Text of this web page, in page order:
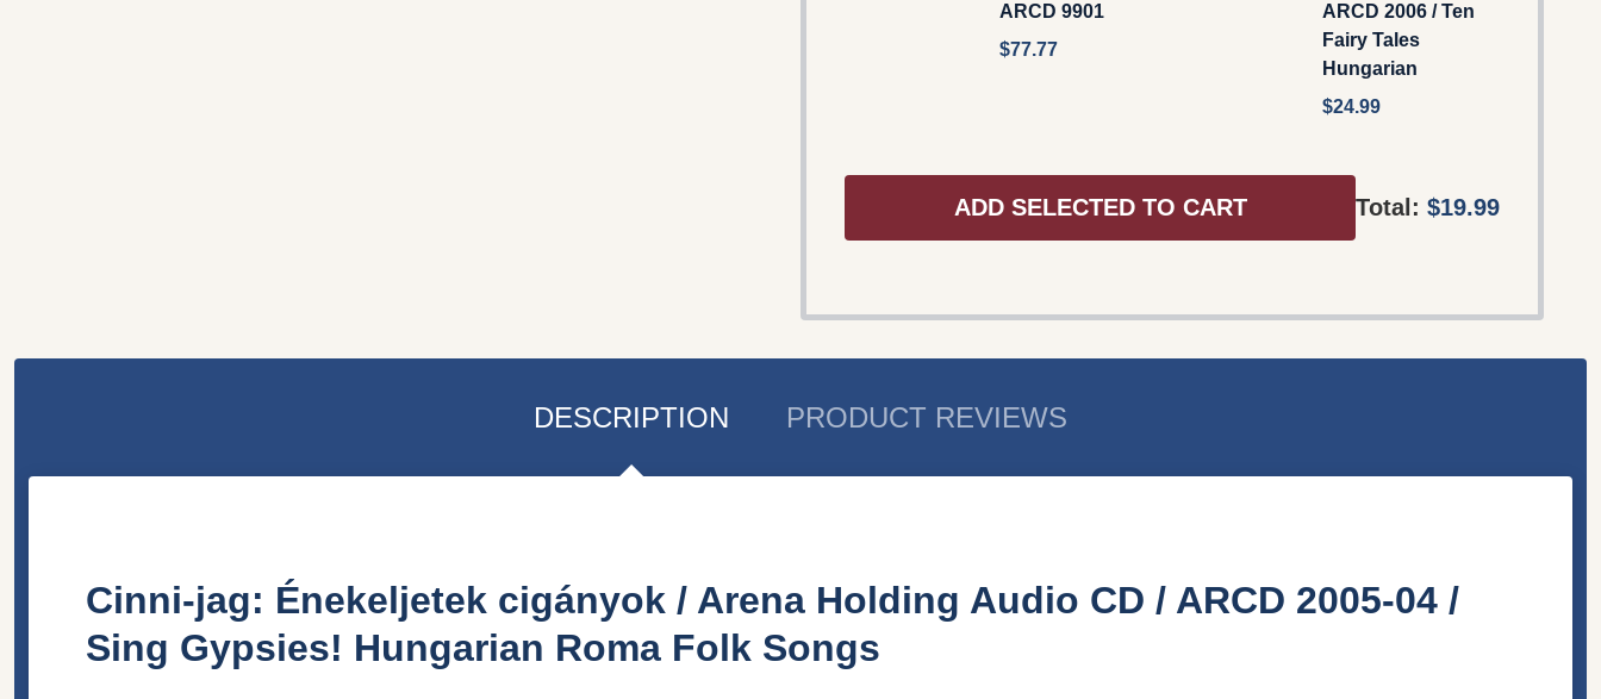
ARCD 9901
$77.77
ARCD 2006 / Ten
Fairy Tales
Hungarian
$24.99
ADD SELECTED TO CART Total: $19.99
DESCRIPTION PRODUCT REVIEWS
Cinni-jag: Énekeljetek cigányok / Arena Holding Audio CD / ARCD 2005-04 /
Sing Gypsies! Hungarian Roma Folk Songs